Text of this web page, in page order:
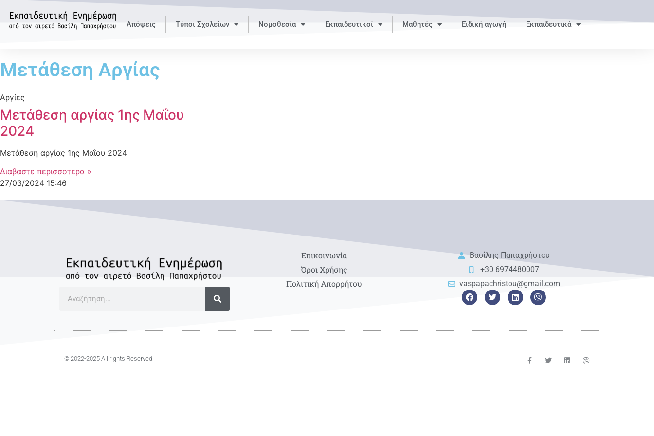
Απόψεις Τύποι Σχολείων Νομοθεσία Εκπαιδευτικοί Μαθητές Ειδική αγωγή Εκπαιδευτικά
Μετάθεση Αργίας
Αργίες
Μετάθεση αργίας 1ης Μαΐου
2024
Μετάθεση αργίας 1ης Μαΐου 2024
Διαβαστε περισσοτερα »
27/03/2024 15:46
Eπικοινωνία
Όροι Χρήσης
Πολιτική Απορρήτου
Βασίλης Παπαχρήστου
+30 6974480007
vaspapachristou@gmail.com
© 2022-2025 All rights Reserved.